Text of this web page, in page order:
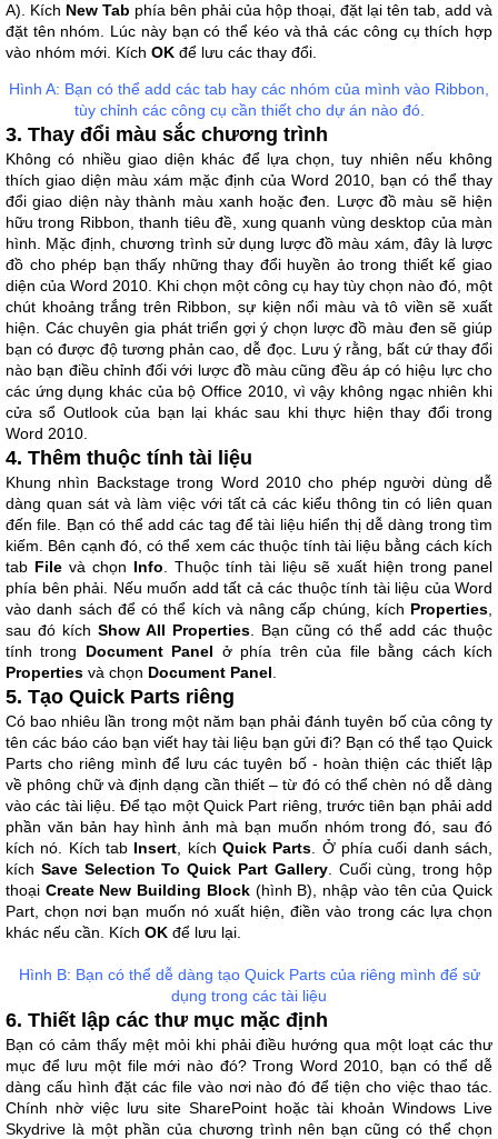
A). Kích New Tab phía bên phải của hộp thoại, đặt lại tên tab, add và
đặt tên nhóm. Lúc này bạn có thể kéo và thả các công cụ thích hợp
vào nhóm mới. Kích OK để lưu các thay đổi.
Hình A: Bạn có thể add các tab hay các nhóm của mình vào Ribbon,
tùy chỉnh các công cụ cần thiết cho dự án nào đó.
3. Thay đổi màu sắc chương trình
Không có nhiều giao diện khác để lựa chọn, tuy nhiên nếu không
thích giao diện màu xám mặc định của Word 2010, bạn có thể thay
đổi giao diện này thành màu xanh hoặc đen. Lược đồ màu sẽ hiện
hữu trong Ribbon, thanh tiêu đề, xung quanh vùng desktop của màn
hình. Mặc định, chương trình sử dụng lược đồ màu xám, đây là lược
đồ cho phép bạn thấy những thay đổi huyền ảo trong thiết kế giao
diện của Word 2010. Khi chọn một công cụ hay tùy chọn nào đó, một
chút khoảng trắng trên Ribbon, sự kiện nổi màu và tô viền sẽ xuất
hiện. Các chuyên gia phát triển gợi ý chọn lược đồ màu đen sẽ giúp
bạn có được độ tương phản cao, dễ đọc. Lưu ý rằng, bất cứ thay đổi
nào bạn điều chỉnh đối với lược đồ màu cũng đều áp có hiệu lực cho
các ứng dụng khác của bộ Office 2010, vì vậy không ngạc nhiên khi
cửa sổ Outlook của bạn lại khác sau khi thực hiện thay đổi trong
Word 2010.
4. Thêm thuộc tính tài liệu
Khung nhìn Backstage trong Word 2010 cho phép người dùng dễ
dàng quan sát và làm việc với tất cả các kiểu thông tin có liên quan
đến file. Bạn có thể add các tag để tài liệu hiển thị dễ dàng trong tìm
kiếm. Bên cạnh đó, có thể xem các thuộc tính tài liệu bằng cách kích
tab File và chọn Info . Thuộc tính tài liệu sẽ xuất hiện trong panel
phía bên phải. Nếu muốn add tất cả các thuộc tính tài liệu của Word
vào danh sách để có thể kích và nâng cấp chúng, kích Properties
sau đó kích Show All Properties . Bạn cũng có thể add các thuộc
tính trong Document Panel ở phía trên của file bằng cách kích
Properties và chọn Document Panel
5. Tạo Quick Parts riêng
Có bao nhiêu lần trong một năm bạn phải đánh tuyên bố của công ty
tên các báo cáo bạn viết hay tài liệu bạn gửi đi? Bạn có thể tạo Quick
Parts cho riêng mình để lưu các tuyên bố - hoàn thiện các thiết lập
về phông chữ và định dạng cần thiết – từ đó có thể chèn nó dễ dàng
vào các tài liệu. Để tạo một Quick Part riêng, trước tiên bạn phải add
phần văn bản hay hình ảnh mà bạn muốn nhóm trong đó, sau đó
kích nó. Kích tab Insert , kíchQuick Parts . Ở phía cuối danh sách,
kích Save Selection To Quick Part Gallery. Cuối cùng, trong hộp
thoại Create New Building Block(hình B), nhập vào tên của Quick
Part, chọn nơi bạn muốn nó xuất hiện, điền vào trong các lựa chọn
khác nếu cần. Kích OK để lưu lại.
Hình B: Bạn có thể dễ dàng tạo Quick Parts của riêng mình để sử
dụng trong các tài liệu
6. Thiết lập các thư mục mặc định
Bạn có cảm thấy mệt mỏi khi phải điều hướng qua một loạt các thư
mục để lưu một file mới nào đó? Trong Word 2010, bạn có thể dễ
dàng cấu hình đặt các file vào nơi nào đó để tiện cho việc thao tác.
Chính nhờ việc lưu site SharePoint hoặc tài khoản Windows Live
Skydrive là một phần của chương trình nên bạn cũng có thể chọn